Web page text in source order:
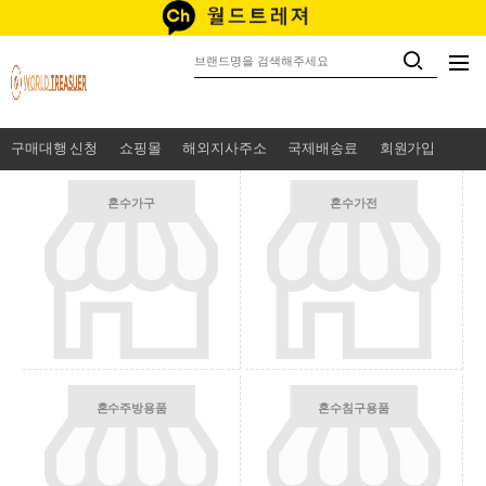
구매대행 신청 쇼핑몰 해외지사주소 국제배송료 회원가입
혼수가구 혼수가전
혼수주방용품 혼수침구용품